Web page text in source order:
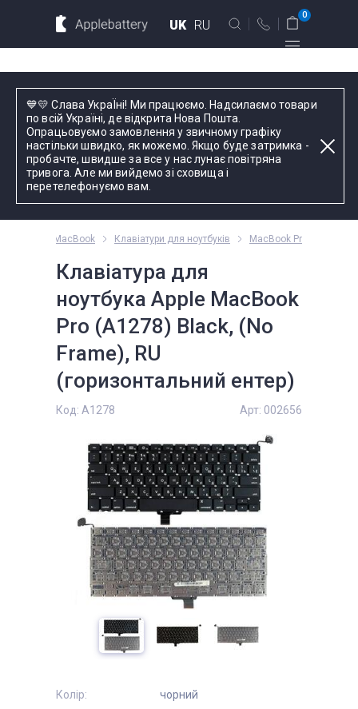
💙💛 Слава УкраЇні! Ми працюємо. Надсилаємо товари
по всій Україні, де відкрита Нова Пошта.
Опрацьовуємо замовлення у звичному графіку
настільки швидко, як можемо. Якщо буде затримка -
пробачте, швидше за все у нас лунає повітряна
тривога. Але ми вийдемо зі сховища і
перетелефонуємо вам.
UK RU
вул. Голосіївська 17, оф. 104
+38 044 339 57 83
Зворотний дзвінок
Пн-Пт:
оформлення
телефоном
0
Для планшетов
Введіть назву пристрою, модель або серію
Комплектуючі
для MacBook Клавіатури для ноутбуків MacBook Pro
Клавіатура для
ноутбука Apple MacBook
Pro (A1278) Black, (No
Frame), RU
(горизонтальний ентер)
Код: A1278 Арт: 002656
Колір:
чорний